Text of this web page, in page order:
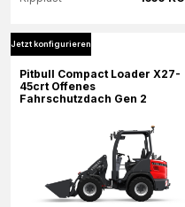
Mehr Informationen
Jetzt konfigurieren
Jetzt konfigurieren
Pitbull Compact Loader X27-
45crt Offenes
Fahrschutzdach Gen 2